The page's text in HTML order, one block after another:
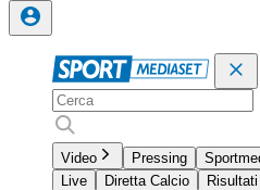
Video Pressing
Live
Diretta Calcio